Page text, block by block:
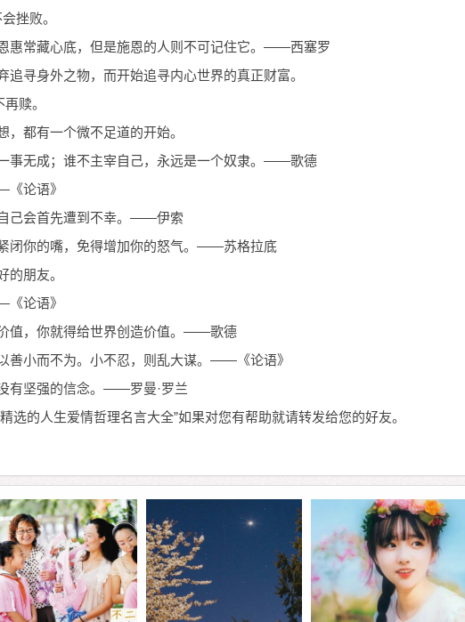
挫败。
惠常藏心底，但是施恩的人则不可记住它。——西塞罗
追寻身外之物，而开始追寻内心世界的真正财富。
赎。
，都有一个微不足道的开始。
事无成；谁不主宰自己，永远是一个奴隶。——歌德
论语》
己会首先遭到不幸。——伊索
闭你的嘴，免得增加你的怒气。——苏格拉底
的朋友。
论语》
值，你就得给世界创造价值。——歌德
善小而不为。小不忍，则乱大谋。——《论语》
有坚强的信念。——罗曼·罗兰
选的人生爱情哲理名言大全”如果对您有帮助就请转发给您的好友。